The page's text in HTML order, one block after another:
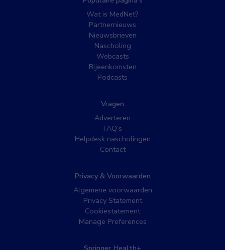
Wat is MedNet?
Partnernieuws
Nieuwsbrieven
Nascholing
Webcasts
Bijeenkomsten
Podcasts
Vragen
Adverteren
FAQ’s
Helpdesk nascholingen
Contact
Privacy & Voorwaarden
Algemene voorwaarden
Privacy Statement
Cookiestatement
Manage Preferences